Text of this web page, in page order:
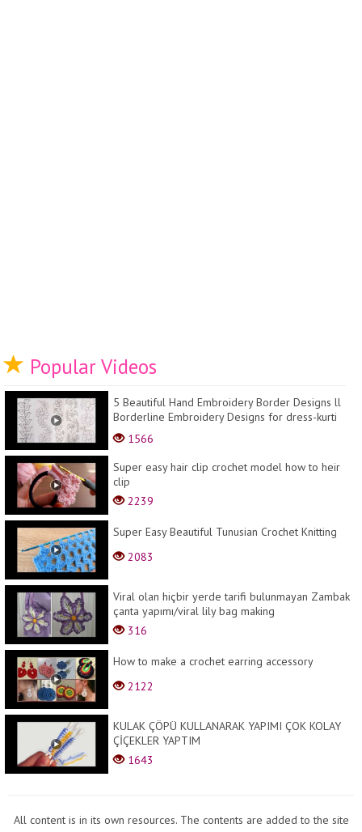
Popular Videos
5 Beautiful Hand Embroidery Border Designs ll
Borderline Embroidery Designs for dress-kurti
etc1566
Super easy hair clip crochet model how to heir
clip
2239
Super Easy Beautiful Tunusian Crochet Knitting
2083
Viral olan hiçbir yerde tarifi bulunmayan Zambak
çanta yapımı/viral lily bag making
316
How to make a crochet earring accessory
2122
KULAK ÇÖPÜ KULLANARAK YAPIMI ÇOK KOLAY
ÇİÇEKLER YAPTIM
1643
All content is in its own resources. The contents are added to the site